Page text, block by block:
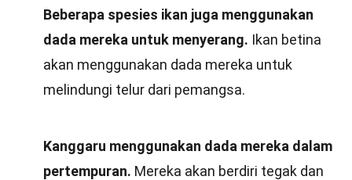
Beberapa spesies ikan juga menggunakan
dada mereka untuk menyerang. Ikan betina
akan menggunakan dada mereka untuk
melindungi telur dari pemangsa.
Kanggaru menggunakan dada mereka dalam
pertempuran. Mereka akan berdiri tegak dan